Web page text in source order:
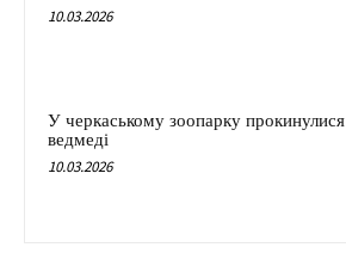
10.03.2026
У черкаському зоопарку прокинулися
ведмеді
10.03.2026